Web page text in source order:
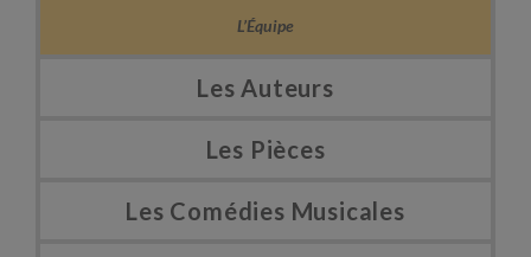
L’Équipe
Les Auteurs
Les Pièces
Les Comédies Musicales